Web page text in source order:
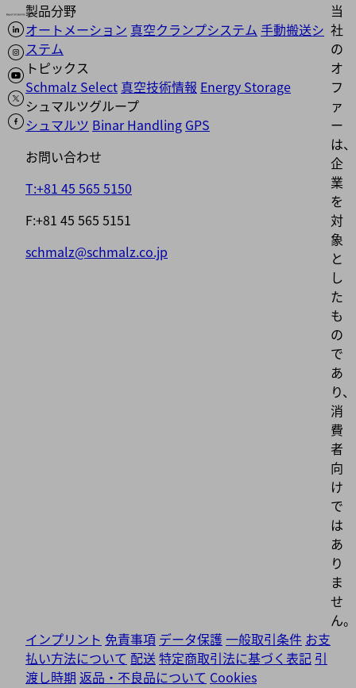
製品分野
オートメーション 真空クランプシステム 手動搬送シ
ステム
トピックス
Schmalz Select 真空技術情報 Energy Storage
シュマルツグループ
シュマルツ Binar Handling GPS
お問い合わせ
T:+81 45 565 5150
F:+81 45 565 5151
schmalz@schmalz.co.jp
当
社
の
オ
フ
ァ
ー
は、
企
業
を
対
象
と
し
た
も
の
で
あ
り、
消
費
者
向
け
で
は
あ
り
ま
せ
ん。
インプリント 免責事項 データ保護 一般取引条件 お支
払い方法について 配送特定商取引法に基づく表記 引
渡し時期 返品・不良品について Cookies